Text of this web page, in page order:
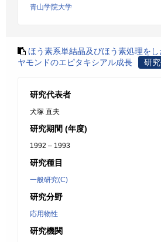
青山学院大学
ほう素系単結晶及びほう素処理を
ヤモンドのエピタキシアル成長
研
研究代表者
犬塚 直夫
研究期間 (年度)
1992 – 1993
研究種目
一般研究(C)
研究分野
応用物性
研究機関